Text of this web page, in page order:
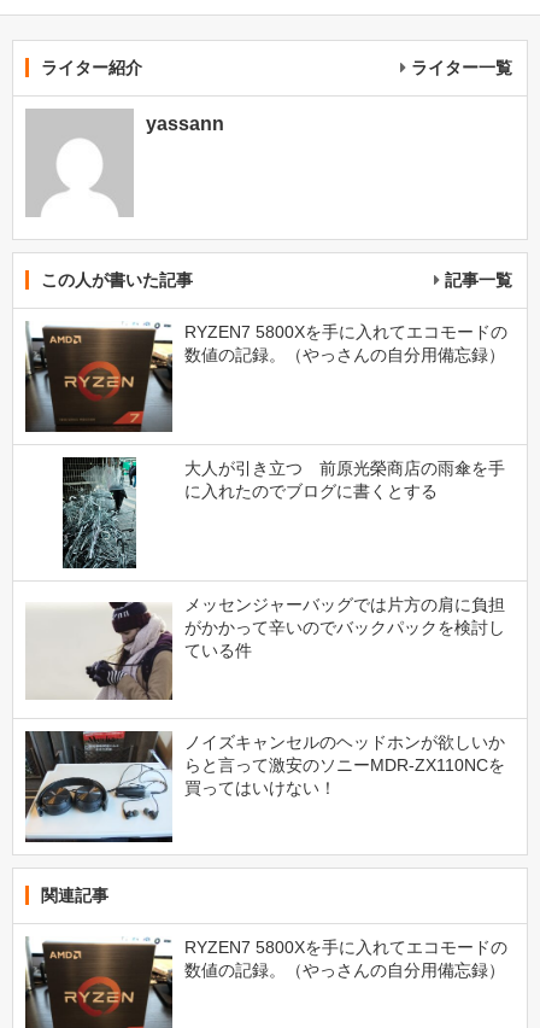
ライター紹介 ライター一覧
yassann
この人が書いた記事 記事一覧
RYZEN7 5800Xを手に入れてエコモードの
数値の記録。（やっさんの自分用備忘録）
大人が引き立つ 前原光榮商店の雨傘を手
に入れたのでブログに書くとする
メッセンジャーバッグでは片方の肩に負担
がかかって辛いのでバックパックを検討し
ている件
ノイズキャンセルのヘッドホンが欲しいか
らと言って激安のソニーMDR-ZX110NCを
買ってはいけない！
関連記事
RYZEN7 5800Xを手に入れてエコモードの
数値の記録。（やっさんの自分用備忘録）